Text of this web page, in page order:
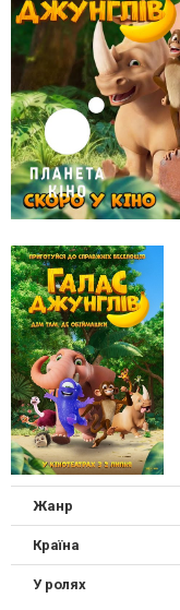
Жанр
Країна
У ролях